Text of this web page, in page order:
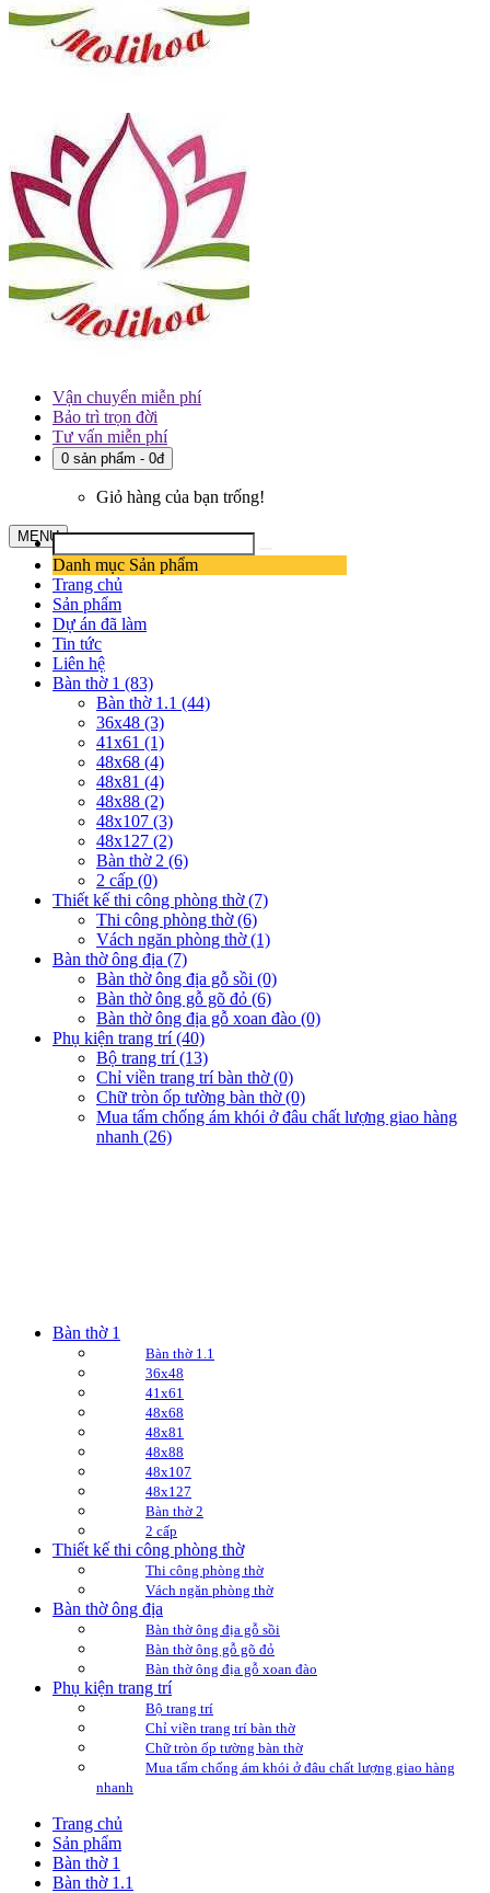
Vận chuyển miễn phí
Bảo trì trọn đời
Tư vấn miễn phí
0 sản phẩm - 0đ
Giỏ hàng của bạn trống!
MENU
Danh mục Sản phẩm
Trang chủ
Sản phẩm
Dự án đã làm
Tin tức
Liên hệ
Bàn thờ 1 (83)
Bàn thờ 1.1 (44)
36x48 (3)
41x61 (1)
48x68 (4)
48x81 (4)
48x88 (2)
48x107 (3)
48x127 (2)
Bàn thờ 2 (6)
2 cấp (0)
Thiết kế thi công phòng thờ (7)
Thi công phòng thờ (6)
Vách ngăn phòng thờ (1)
Bàn thờ ông địa (7)
Bàn thờ ông địa gỗ sồi (0)
Bàn thờ ông gỗ gõ đỏ (6)
Bàn thờ ông địa gỗ xoan đào (0)
Phụ kiện trang trí (40)
Bộ trang trí (13)
Chỉ viền trang trí bàn thờ (0)
Chữ tròn ốp tường bàn thờ (0)
Mua tấm chống ám khói ở đâu chất lượng giao hàng
nhanh (26)
Bàn thờ 1
Bàn thờ 1.1
36x48
41x61
48x68
48x81
48x88
48x107
48x127
Bàn thờ 2
2 cấp
Thiết kế thi công phòng thờ
Thi công phòng thờ
Vách ngăn phòng thờ
Bàn thờ ông địa
Bàn thờ ông địa gỗ sồi
Bàn thờ ông gỗ gõ đỏ
Bàn thờ ông địa gỗ xoan đào
Phụ kiện trang trí
Bộ trang trí
Chỉ viền trang trí bàn thờ
Chữ tròn ốp tường bàn thờ
Mua tấm chống ám khói ở đâu chất lượng giao hàng
nhanh
Trang chủ
Sản phẩm
Bàn thờ 1
Bàn thờ 1.1